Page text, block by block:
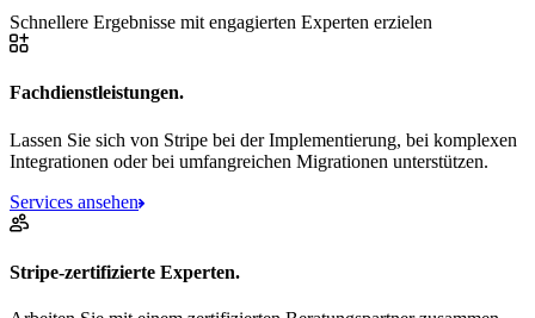
Schnellere Ergebnisse mit engagierten Experten erzielen
Fachdienstleistungen.
Lassen Sie sich von Stripe bei der Implementierung, bei komplexen
Integrationen oder bei umfangreichen Migrationen unterstützen.
Services ansehen
Stripe-zertifizierte Experten.